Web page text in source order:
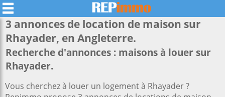
3 annonces de location de maison sur
Rhayader, en Angleterre.
Recherche d'annonces : maisons à louer sur
Rhayader.
Vous cherchez à louer un logement à Rhayader ?